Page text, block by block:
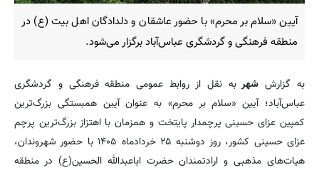
آیین «سلام بر محرم» با حضور عاشقان و دلدادگان اهل ‌بیت (ع) در
منطقه فرهنگی و گردشگری عباس‌آباد برگزار می‌شود.
به گزارش شهربه نقل از روابط عمومی منطقه فرهنگی و گردشگری
عباس‌آباد؛ آیین «سلام بر محرم» به عنوان آیین همبستگی بزرگ‌ترین
کمپین عزای حسینی پرچمدار پایتخت و همزمان با اهتزاز بزرگ‌ترین پرچم
عزای حسینی کشور، روز دوشنبه ۲۵ خردادماه ۱۴۰۵ با حضور شهروندان،
هیات‌های مذهبی و ارادتمندان حضرت اباعبدالله الحسین(ع) در منطقه